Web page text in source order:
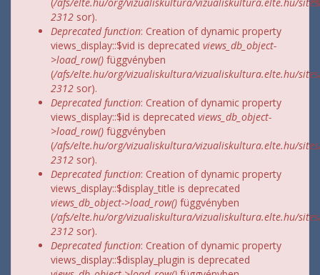
2312 sor).
Deprecated function: Creation of dynamic property
views_display::$vid is deprecated views_db_object-
>load_row() függvényben
(/afs/elte.hu/org/vizualiskultura/vizualiskultura.elte.hu/
2312 sor).
Deprecated function: Creation of dynamic property
views_display::$id is deprecated views_db_object-
>load_row() függvényben
(/afs/elte.hu/org/vizualiskultura/vizualiskultura.elte.hu/
2312 sor).
Deprecated function: Creation of dynamic property
views_display::$display_title is deprecated
views_db_object->load_row() függvényben
(/afs/elte.hu/org/vizualiskultura/vizualiskultura.elte.hu/
2312 sor).
Deprecated function: Creation of dynamic property
views_display::$display_plugin is deprecated